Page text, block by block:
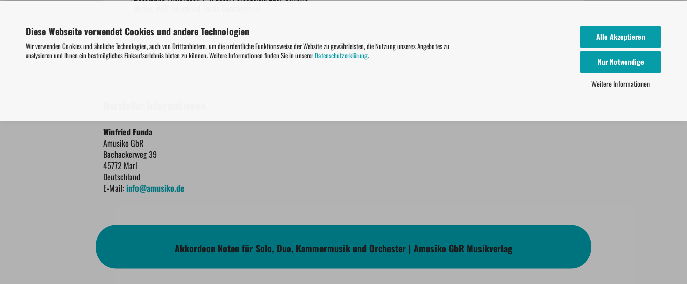
Diese Webseite verwendet Cookies und andere Technologien
Wir verwenden Cookies und ähnliche Technologien, auch von Drittanbietern, um die ordentliche Funktionsweise der Website zu gewährleisten, die Nutzung unseres Angebotes zu
analysieren und Ihnen ein bestmögliches Einkaufserlebnis bieten zu können. Weitere Informationen finden Sie in unsererDatenschutzerklärung.
Alle Akzeptieren
Nur Notwendige
Weitere Informationen
Winfried Funda
Amusiko GbR
Bachackerweg 39
45772 Marl
Deutschland
E-Mail:info@amusiko.de
Akkordeon Noten für Solo, Duo, Kammermusik und Orchester | Amusiko GbR Musikverlag